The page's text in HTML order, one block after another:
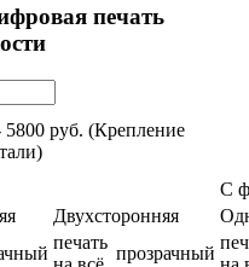
печать
руб. (Крепление
С
Двухсторонняя
печать
прозрачный